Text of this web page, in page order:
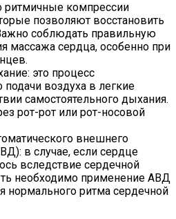
ритмичные компрессии
позволяют восстановить
соблюдать правильную
массажа сердца, особенно при
это процесс
подачи воздуха в легкие
самостоятельного дыхания.
рот-рот или рот-носовой
внешнего
в случае, если сердце
вследствие сердечной
необходимо применение АВД
нормального ритма сердечной